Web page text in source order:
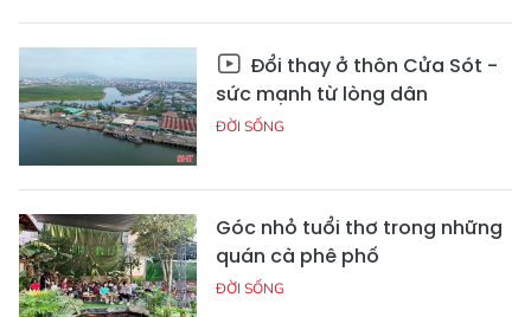
Đổi thay ở thôn Cửa Sót -
sức mạnh từ lòng dân
ĐỜI SỐNG
Góc nhỏ tuổi thơ trong những
quán cà phê phố
ĐỜI SỐNG